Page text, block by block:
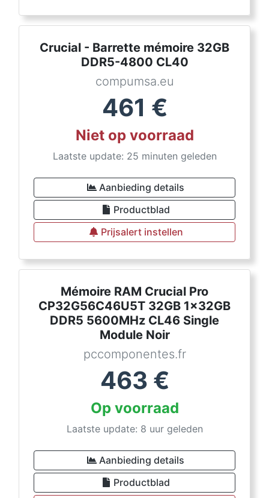
Crucial - Barrette mémoire 32GB
DDR5-4800 CL40
compumsa.eu
461 €
Niet op voorraad
Laatste update: 25 minuten geleden
Aanbieding details
Productblad
Prijsalert instellen
Mémoire RAM Crucial Pro
CP32G56C46U5T 32GB 1x32GB
DDR5 5600MHz CL46 Single
Module Noir
pccomponentes.fr
463 €
Op voorraad
Laatste update: 8 uur geleden
Aanbieding details
Productblad